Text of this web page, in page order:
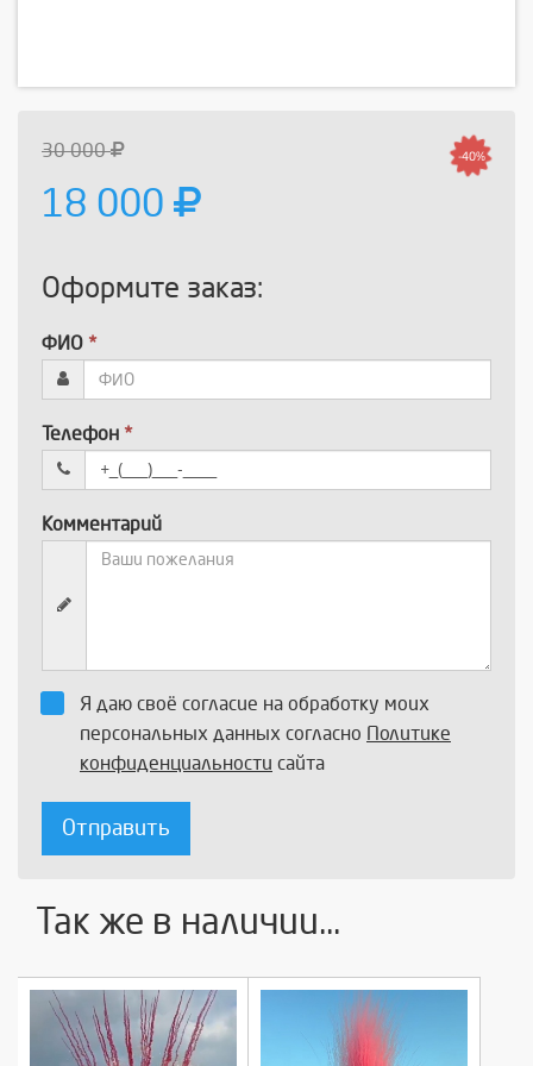
30 000
18 000
-40%
Оформите заказ:
ФИО *
Телефон *
Комментарий
Я даю своё согласие на обработку моих
персональных данных согласно Политике
конфиденциальности сайта
Отправить
Так же в наличии...